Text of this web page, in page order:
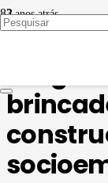
3 anos atrás
ATIVIDADE